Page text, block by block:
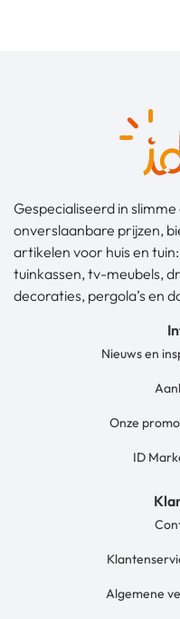
Gespecialiseerd in
onverslaanbare prijzen,
artikelen voor huis en
tuinkassen, tv-meubels,
decoraties, pergola’s en
Nieuws en
Onze
ID
Algemene